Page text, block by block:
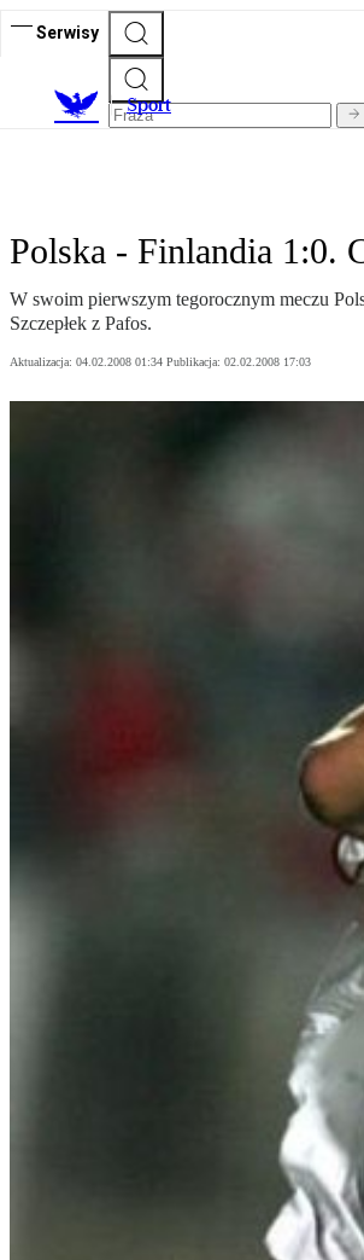
Serwisy
Sport
Polska - Finlandia 1:0.
W swoim pierwszym tegorocznym meczu
Szczepłek z Pafos.
Aktualizacja: 04.02.2008 01:34 Publikacja: 02.02.2008 17:03